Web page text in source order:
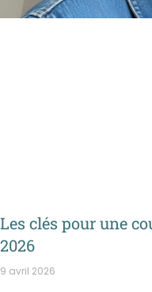
Les clés pour une
2026
9 avril 2026